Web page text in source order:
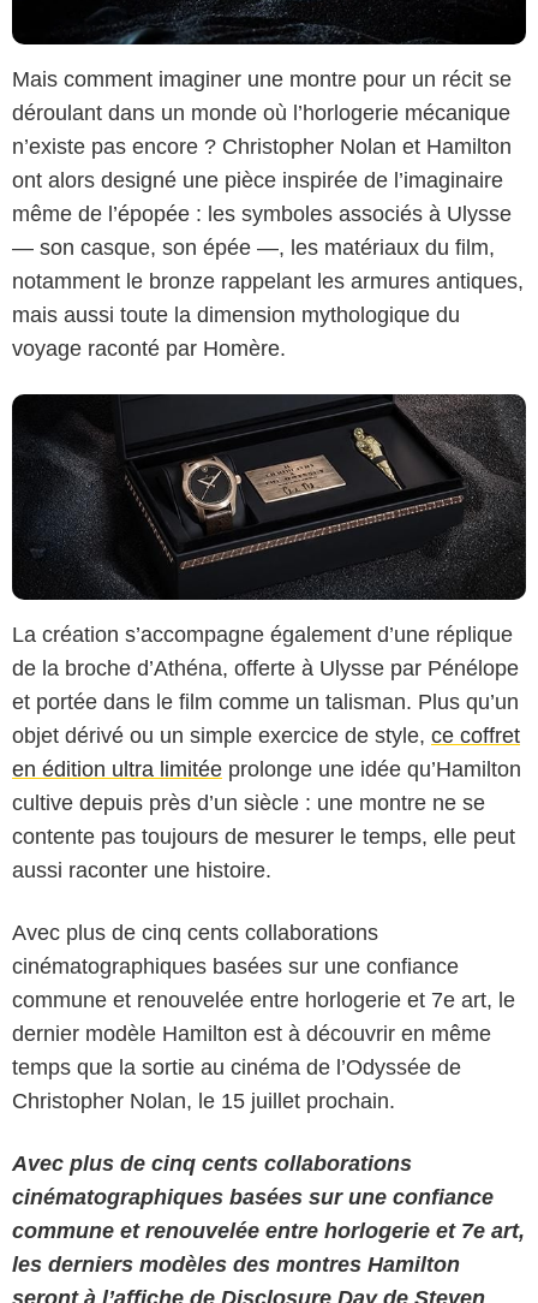
Mais comment imaginer une montre pour un récit se
déroulant dans un monde où l’horlogerie mécanique
n’existe pas encore ? Christopher Nolan et Hamilton
ont alors designé une pièce inspirée de l’imaginaire
même de l’épopée : les symboles associés à Ulysse
— son casque, son épée —, les matériaux du film,
notamment le bronze rappelant les armures antiques,
mais aussi toute la dimension mythologique du
voyage raconté par Homère.
La création s’accompagne également d’une réplique
de la broche d’Athéna, offerte à Ulysse par Pénélope
et portée dans le film comme un talisman. Plus qu’un
objet dérivé ou un simple exercice de style, ce coffret
en édition ultra limitée prolonge une idée qu’Hamilton
cultive depuis près d’un siècle : une montre ne se
contente pas toujours de mesurer le temps, elle peut
aussi raconter une histoire.
Avec plus de cinq cents collaborations
cinématographiques basées sur une confiance
commune et renouvelée entre horlogerie et 7e art, le
dernier modèle Hamilton est à découvrir en même
temps que la sortie au cinéma de l’Odyssée de
Christopher Nolan, le 15 juillet prochain.
Avec plus de cinq cents collaborations
cinématographiques basées sur une confiance
commune et renouvelée entre horlogerie et 7e art,
les derniers modèles des montres Hamilton